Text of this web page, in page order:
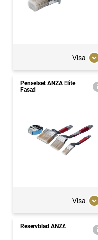
Visa
Penselset ANZA Elite
Fasad
Visa
Reservblad ANZA